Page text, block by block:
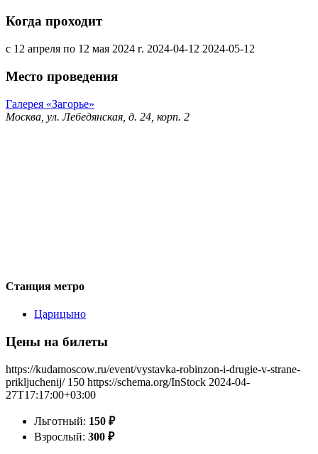
Когда проходит
с 12 апреля по 12 мая 2024 г. 2024-04-12 2024-05-12
Место проведения
Галерея «Загорье»
Москва, ул. Лебедянская, д. 24, корп. 2
Станция метро
Царицыно
Цены на билеты
https://kudamoscow.ru/event/vystavka-robinzon-i-drugie-v-strane-
prikljuchenij/ 150 https://schema.org/InStock 2024-04-
27T17:17:00+03:00
Льготный: 150 ₽
Взрослый: 300 ₽